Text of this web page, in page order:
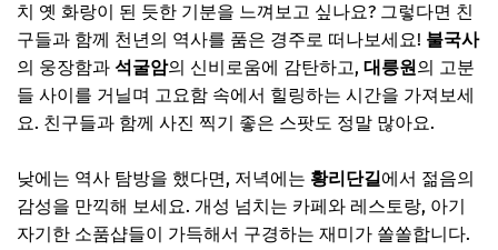
치 옛 화랑이 된 듯한 기분을 느껴보고 싶나요? 그렇다면 친
구들과 함께 천년의 역사를 품은 경주로 떠나보세요! 불국사
의 웅장함과 석굴암의 신비로움에 감탄하고, 대릉원의 고분
들 사이를 거닐며 고요함 속에서 힐링하는 시간을 가져보세
요. 친구들과 함께 사진 찍기 좋은 스팟도 정말 많아요.
낮에는 역사 탐방을 했다면, 저녁에는 황리단길에서 젊음의
감성을 만끽해 보세요. 개성 넘치는 카페와 레스토랑, 아기
자기한 소품샵들이 가득해서 구경하는 재미가 쏠쏠합니다.